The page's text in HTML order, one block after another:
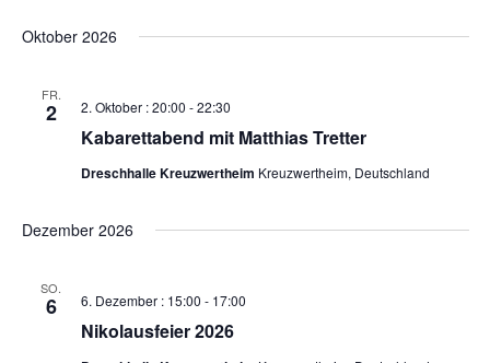
Oktober 2026
FR.
2
Kabarettabend mit Matthias Tretter
2. Oktober : 20:00 -22:30
Dreschhalle Kreuzwertheim Kreuzwertheim, Deutschland
Dezember 2026
SO.
6
Nikolausfeier 2026
6. Dezember : 15:00 - 17:00